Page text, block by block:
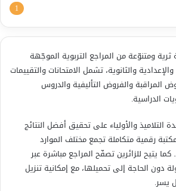
1
ومتنوّعة من المراجع التربوية الموجّهة
والإعدادية والثانوية، تشمل الامتحانات والتقييمات
المراقبة والفروض التأليفية والدروس
الدراسية.
والأولياء على تحقيق أفضل النتائج
رقمية متكاملة تجمع مختلف الموارد
يتيح للزائرين تصفّح المراجع مباشرة عبر
دون الحاجة إلى تحميلها، مع إمكانية تنزيل
يسر.